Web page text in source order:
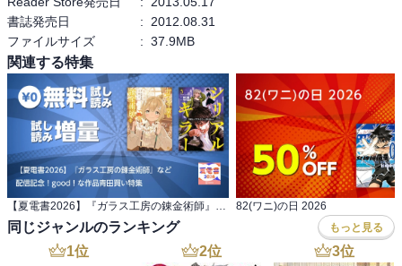
書誌発売日
:
2012.08.31
ファイルサイズ
: 37.9MB
関連する特集
【夏電書2026】『ガラス工房の錬金術師』など 配信記念！good！な作品青田買い特集 82(ワニ)の日 2026
同じジャンルのランキング もっと見る
1位 2位 3位